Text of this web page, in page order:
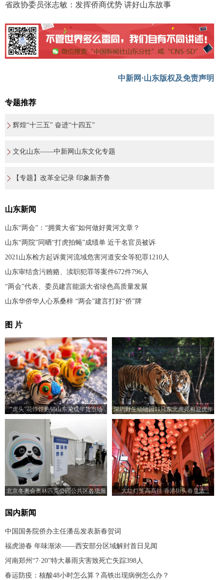
省政协委员张志敏：发挥侨商优势 讲好山东故事
中新网·山东版权及免责声明
专题推荐
辉煌“十三五” 奋进“十四五”
文化山东——中新网山东文化专题
【专题】改革全记录 印象新齐鲁
山东新闻
山东“两会”：“拥黄大省”如何做好黄河文章？
山东“两院”同晒“打虎拍蝇”成绩单 近千名官员被诉
2021山东检方起诉黄河流域危害河道安全等犯罪1210人
山东审结贪污贿赂、渎职犯罪等案件672件796人
“两会”代表、委员建言能源大省绿色高质量发展
山东华侨华人心系桑梓 “两会”建言打好“侨”牌
图 片
“虎头”花饽饽热销山东荣成年货市场 深圳野生动物园11只东北虎亮相迎虎年
北京冬奥会奥林匹克公园公共区各项服
大红灯笼高高挂 香港街头春意浓
国内新闻
中国国务院侨办主任潘岳发表新春贺词
福虎游春 年味渐浓——西安部分区域解封首日见闻
河南郑州“7·20”特大暴雨灾害致死亡失踪398人
春运防疫：核酸48小时怎么算？高铁出现病例怎么办？